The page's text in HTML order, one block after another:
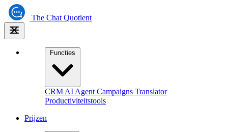
The Chat Quotient
Functies
CRM AI Agent Campaigns Translator
Productiviteitstools
Prijzen